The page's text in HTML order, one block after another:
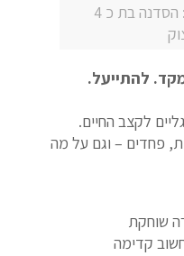
אסף לב – מאמן אישי לחיים: הסדנה בת כ 4
להתייעל.
לקצב החיים.
פחדים – וגם על מה
שוחקת
קדימה